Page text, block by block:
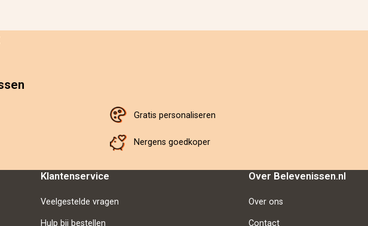
Gratis personaliseren
Nergens goedkoper
Klantenservice
Veelgestelde vragen
Hulp bij bestellen
Over Belevenissen.nl
Over ons
Contact